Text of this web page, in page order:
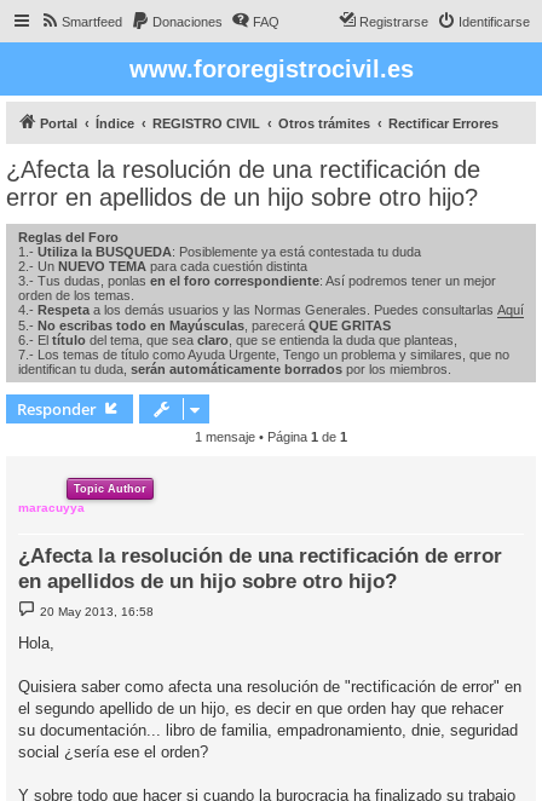
Smartfeed Donaciones FAQ Identificarse
Registrarse
www.fororegistrocivil.es
Portal Índice REGISTRO CIVIL Otros trámites Rectificar Errores
¿Afecta la resolución de una rectificación de
error en apellidos de un hijo sobre otro hijo?
Reglas del Foro
1.- Utiliza la BUSQUEDA: Posiblemente ya está contestada tu duda
2.- Un NUEVO TEMA para cada cuestión distinta
3.- Tus dudas, ponlas en el foro correspondiente: Así podremos tener un mejor
orden de los temas.
4.- Respeta a los demás usuarios y las Normas Generales. Puedes consultarlas Aquí
5.- No escribas todo en Mayúsculas , parecerá QUE GRITAS
6.- El título del tema, que sea claro , que se entienda la duda que planteas,
7.- Los temas de título como Ayuda Urgente, Tengo un problema y similares, que no
identifican tu duda, serán automáticamente borrados por los miembros.
Responder
1 mensaje • Página 1 de 1
Topic Author
maracuyya
¿Afecta la resolución de una rectificación de error
en apellidos de un hijo sobre otro hijo?
M
e
n
s
e
20 May 2013, 16:58
Hola,
Quisiera saber como afecta una resolución de "rectificación de error" en
el segundo apellido de un hijo, es decir en que orden hay que rehacer
su documentación... libro de familia, empadronamiento, dnie, seguridad
social ¿sería ese el orden?
Y sobre todo que hacer si cuando la burocracia ha finalizado su trabajo